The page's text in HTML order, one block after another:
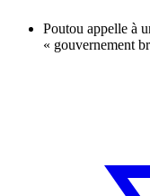
Poutou appelle à
« gouvernement